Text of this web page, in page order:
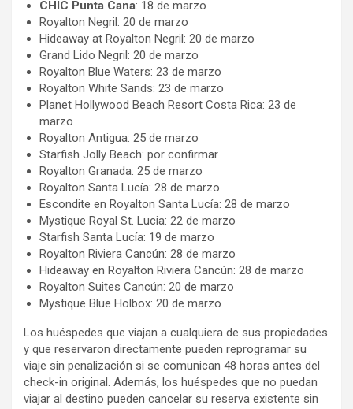
CHIC Punta Cana: 18 de marzo
Royalton Negril: 20 de marzo
Hideaway at Royalton Negril: 20 de marzo
Grand Lido Negril: 20 de marzo
Royalton Blue Waters: 23 de marzo
Royalton White Sands: 23 de marzo
Planet Hollywood Beach Resort Costa Rica: 23 de
marzo
Royalton Antigua: 25 de marzo
Starfish Jolly Beach: por confirmar
Royalton Granada: 25 de marzo
Royalton Santa Lucía: 28 de marzo
Escondite en Royalton Santa Lucía: 28 de marzo
Mystique Royal St. Lucia: 22 de marzo
Starfish Santa Lucía: 19 de marzo
Royalton Riviera Cancún: 28 de marzo
Hideaway en Royalton Riviera Cancún: 28 de marzo
Royalton Suites Cancún: 20 de marzo
Mystique Blue Holbox: 20 de marzo
Los huéspedes que viajan a cualquiera de sus propiedades
y que reservaron directamente pueden reprogramar su
viaje sin penalización si se comunican 48 horas antes del
check-in original. Además, los huéspedes que no puedan
viajar al destino pueden cancelar su reserva existente sin